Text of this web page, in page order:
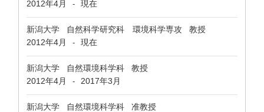
2012年4月
- 現在
新潟大学 自然科学研究科 環境科学専攻 教授
2012年4月
- 現在
新潟大学 自然環境科学科 教授
2012年4月
- 2017年3月
新潟大学 自然環境科学科 准教授